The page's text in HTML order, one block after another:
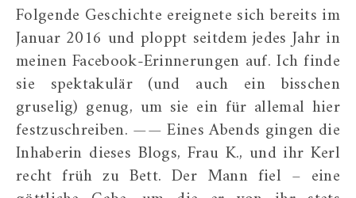
Folgende Geschichte ereignete sich bereits im
Januar 2016 und ploppt seitdem jedes Jahr in
meinen Facebook-Erinnerungen auf. Ich finde
sie spektakulär (und auch ein bisschen
gruselig) genug, um sie ein für allemal hier
festzuschreiben. —— Eines Abends gingen die
Inhaberin dieses Blogs, Frau K., und ihr Kerl
recht früh zu Bett. Der Mann fiel – eine